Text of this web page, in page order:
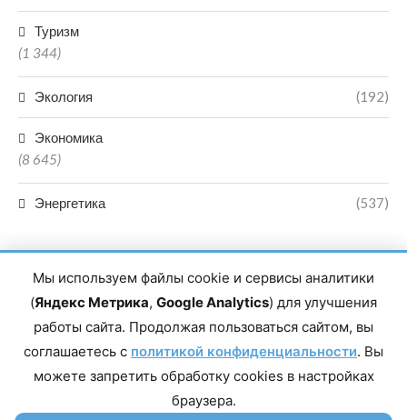
Туризм
(1 344)
Экология (192)
Экономика
(8 645)
Энергетика (537)
Главный редактор сетевого издания Магомаев Тимур Нухович.
Контакты редакции: 8(988)-292-94-34 Почта: vestiskfo@gmail.com По
Республика Дагестан, г. Махачкала, пр-т Насрутдинова, д. 1а. Все
права защищены. Копирование и использование полных материалов
запрещено, частичное цитирование возможно только при условии
Мы используем файлы cookie и сервисы аналитики
(Яндекс Метрика, Google Analytics) для улучшения
работы сайта. Продолжая пользоваться сайтом, вы
соглашаетесь с политикой конфиденциальности. Вы
можете запретить обработку cookies в настройках
браузера.